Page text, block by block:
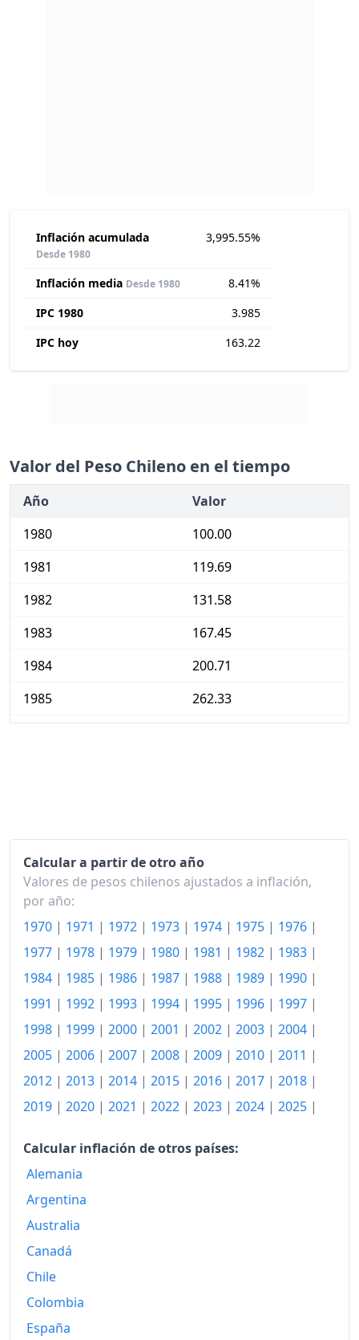
Inflación acumulada
Desde 1980
3,995.55%
Inflación media Desde 1980
8.41%
IPC 1980
3.985
IPC hoy
163.22
Valor del Peso Chileno en el tiempo
Año
Valor
1980
100.00
1981
119.69
1982
131.58
1983
167.45
1984
200.71
1985
262.33
1990
635.59
1991
1992
893.45
1993
1,007.16
1994
1,122.41
1995
1,214.82
1996
1,304.22
1,384.22
1,503.50
2000
2001
2002
2004
Calcular a partir de otro año
Valores de pesos chilenos ajustados a inflación,
por año:
1970 | 1971 | 1972 | 1973 | 1974 | 1975 | 1976 |
1977 | 1978 | 1979 | 1980 | 1981 | 1982 | 1983 |
1984 | 1985 | 1986 | 1987 | 1988 | 1989 | 1990 |
1991 | 1992 | 1993 | 1994 | 1995 | 1996 | 1997 |
1998 | 1999 | 2000 | 2001 | 2002 | 2003 | 2004 |
2005 | 2006 | 2007 | 2008 | 2009 | 2010 | 2011 |
2012 | 2013 | 2014 | 2015 | 2016 | 2017 | 2018 |
2019 | 2020 | 2021 | 2022 | 2023 | 2024 | 2025 |
Calcular inflación de otros países:
Alemania
Argentina
Australia
Canadá
Chile
Colombia
España